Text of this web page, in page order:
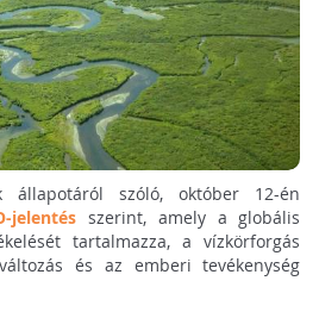
állapotáról szóló, október 12-én
jelentés szerint, amely a globális
tartalmazza, a vízkörforgás
és az emberi tevékenység